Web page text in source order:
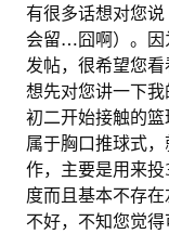
有很多话想对您
会留…囧啊）。因
发帖，很希望您看
想先对您讲一下
初二开始接触的
属于胸口推球式
作，主要是用来
度而且基本不存
不好，不知您觉